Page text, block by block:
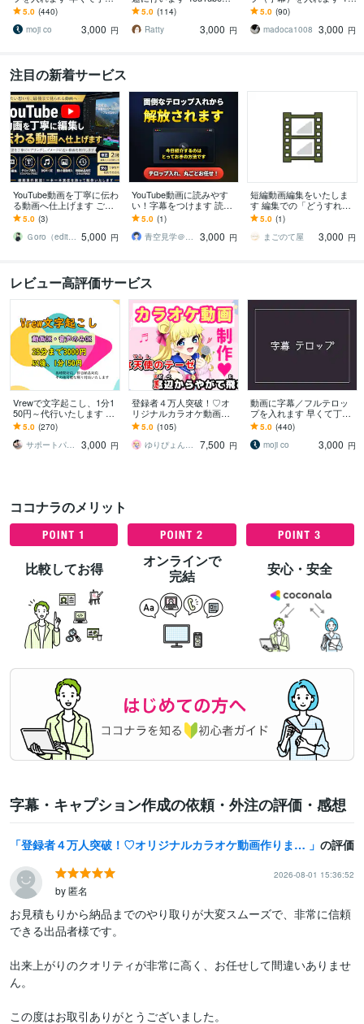
◆手間のかかる作業はお
まかせください！
5.0 (440)
moji co
3,000 円
解説・トーク動画、社内
研修動画に最適！！
5.0 (114)
Ratty
3,000 円
uTube等のテロップを作成
します。
5.0 (90)
madoca1008 3,000 円
注目の新着サービス
YouTube動画を丁寧に伝わ
る動画へ仕上げます ご要
望を丁寧に伺い、イメー
ジに近い動画へ仕上げま
す
5.0 (3)
Ｇoro（editer） 5,000 円
YouTube動画に読みやす
い！字幕をつけます 読み
やすい改行・自然なタイ
ミングで視聴維持率アッ
プに貢献
5.0 (1)
青空見学＠自己肯定感UPアドバイザー
3,000 円
短編動画編集をいたしま
す 編集での「どうすれば
良いの？」を形にします
5.0 (1)
まごのて屋
3,000 円
レビュー高評価サービス
Vrewで文字起こし、1分1
50円～代行いたします Yo
uTube,SNS,セミナーのス
ピーディなテロップ入力
5.0 (270)
サポートパンダ
3,000 円
登録者４万人突破！♡オ
リジナルカラオケ動画作
ります 練習・投稿・結婚
式の余興等に♡｜色やフ
ォントも自由に選べる♪
5.0 (105)
ゆりぴょんChannel
7,500 円
動画に字幕／フルテロッ
プを入れます 早くて丁寧
◆手間のかかる作業はお
まかせください！
5.0 (440)
moji co
3,000 円
ココナラのメリット
比較してお得
オンラインで
完結
安心・安全
字幕・キャプション作成の依頼・外注の評価・感想
登録者４万人突破！♡オリジナルカラオケ動画作ります 練習・投稿・結婚式の余興等に♡｜色やフォントも自由に選べる♪ の評価
2026-08-01 15:36:52
by 匿名
お見積もりから納品までのやり取りが大変スムーズで、非常に信頼
できる出品者様です。
出来上がりのクオリティが非常に高く、お任せして間違いありませ
ん。
この度はお取引ありがとうございました。